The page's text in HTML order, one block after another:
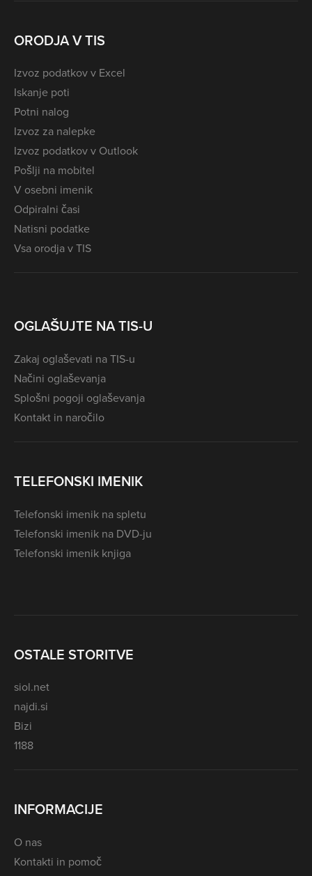
ORODJA V TIS
Izvoz podatkov v Excel
Iskanje poti
Potni nalog
Izvoz za nalepke
Izvoz podatkov v Outlook
Pošlji na mobitel
V osebni imenik
Odpiralni časi
Natisni podatke
Vsa orodja v TIS
OGLAŠUJTE NA TIS-U
Zakaj oglaševati na TIS-u
Načini oglaševanja
Splošni pogoji oglaševanja
Kontakt in naročilo
TELEFONSKI IMENIK
Telefonski imenik na spletu
Telefonski imenik na DVD-ju
Telefonski imenik knjiga
OSTALE STORITVE
siol.net
najdi.si
Bizi
1188
INFORMACIJE
O nas
Kontakti in pomoč